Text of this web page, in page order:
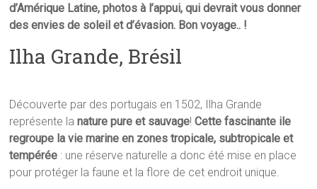
d’Amérique Latine, photos à l’appui, qui devrait vous donner
des envies de soleil et d’évasion. Bon voyage.. !
Ilha Grande, Brésil
Découverte par des portugais en 1502, Ilha Grande
représente lanature pure et sauvage!Cette fascinante ile
regroupe la vie marine en zones tropicale, subtropicale et
tempérée : une réserve naturelle a donc été mise en place
pour protéger la faune et la flore de cet endroit unique.